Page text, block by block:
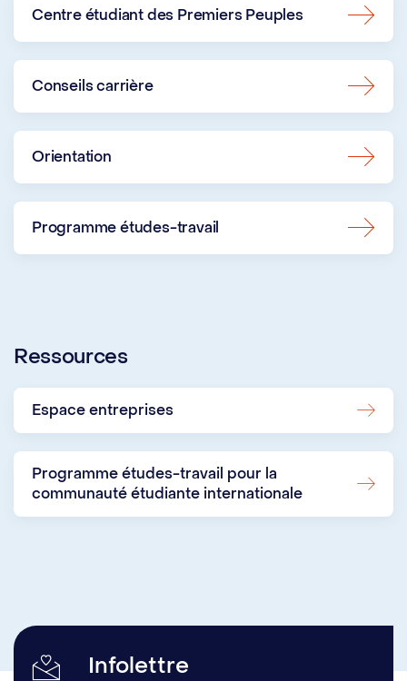
Centre étudiant des Premiers Peuples
Conseils carrière
Orientation
Programme études-travail
Ressources
Espace entreprises
Programme études-travail pour la
communauté étudiante internationale
Infolettre